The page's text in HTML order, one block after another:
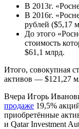
В 2013г.
В 2016г.
рублей ($5,17
До этого
стоимость
$61,1 млрд.
Итого, совокупная
активов — $121,27
Вчера Игорь
продаже 19,5%
приобретённые
и Qatar Investment